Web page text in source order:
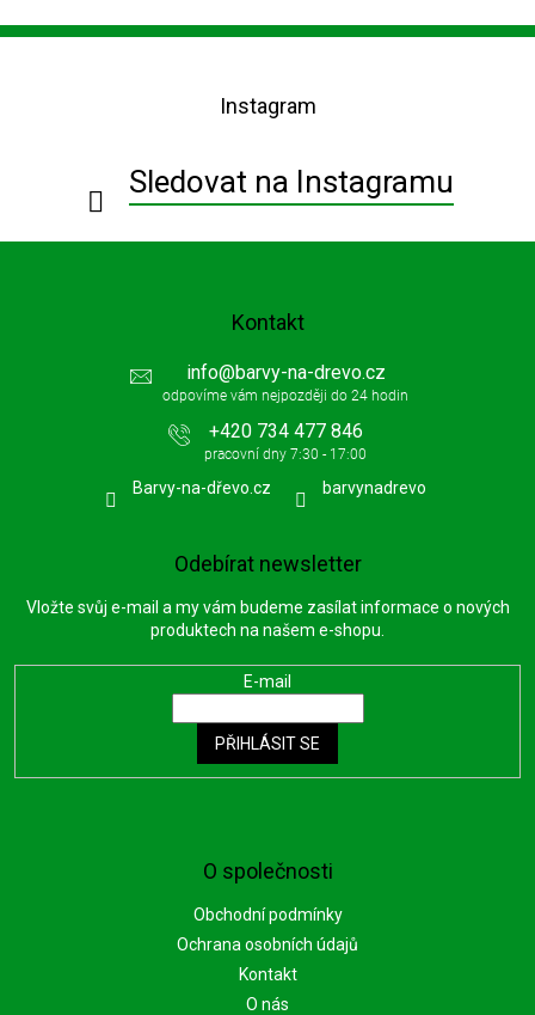
Z
Instagram
Sledovat na Instagramu
O společnosti
Obchodní podmínky
Ochrana osobních údajů
Kontakt
O nás
Kontakt
info@barvy-na-drevo.cz
+420 734 477 846
Barvy-na-dřevo.cz barvynadrevo
Odebírat newsletter
Vložte svůj e-mail a my vám budeme zasílat informace o nových
produktech na našem e-shopu.
E-mail
PŘIHLÁSIT SE